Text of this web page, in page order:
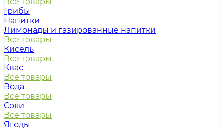
Грибы
Напитки
Лимонады и газированные напитки
Все товары
Кисель
Все товары
Квас
Все товары
Вода
Все товары
Соки
Все товары
Ягоды